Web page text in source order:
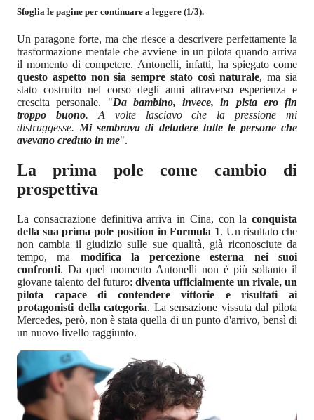
Sfoglia le pagine per continuare a leggere (1/3).
Un paragone forte, ma che riesce a descrivere perfettamente la
trasformazione mentale che avviene in un pilota quando arriva
il momento di competere. Antonelli, infatti, ha spiegato come
questo aspetto non sia sempre stato così naturale, ma sia
stato costruito nel corso degli anni attraverso esperienza e
crescita personale. "Da bambino, invece, in pista ero fin
troppo buono. A volte lasciavo che la pressione mi
distruggesse. Mi sembrava di deludere tutte le persone che
avevano creduto in me".
La prima pole come cambio di
prospettiva
La consacrazione definitiva arriva in Cina, con la conquista
della sua prima pole position in Formula 1. Un risultato che
non cambia il giudizio sulle sue qualità, già riconosciute da
tempo, ma modifica la percezione esterna nei suoi
confronti. Da quel momento Antonelli non è più soltanto il
giovane talento del futuro: diventa ufficialmente un rivale, un
pilota capace di contendere vittorie e risultati ai
protagonisti della categoria. La sensazione vissuta dal pilota
Mercedes, però, non è stata quella di un punto d'arrivo, bensì di
un nuovo livello raggiunto.